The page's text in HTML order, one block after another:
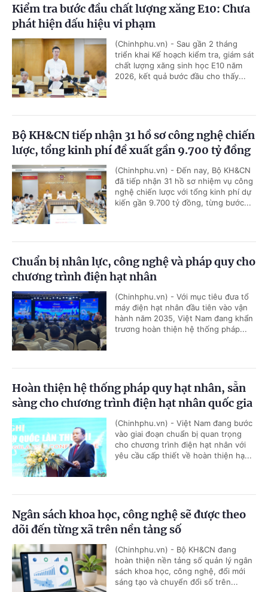
Kiểm tra bước đầu chất lượng xăng E10: Chưa
phát hiện dấu hiệu vi phạm
(Chinhphu.vn) - Sau gần 2 tháng
triển khai Kế hoạch kiểm tra, giám sát
chất lượng xăng sinh học E10 năm
2026, kết quả bước đầu cho thấy...
Bộ KH&CN tiếp nhận 31 hồ sơ công nghệ chiến
lược, tổng kinh phí đề xuất gần 9.700 tỷ đồng
(Chinhphu.vn) - Đến nay, Bộ KH&CN
đã tiếp nhận 31 hồ sơ nhiệm vụ công
nghệ chiến lược với tổng kinh phí dự
kiến gần 9.700 tỷ đồng, từng bước...
Chuẩn bị nhân lực, công nghệ và pháp quy cho
chương trình điện hạt nhân
(Chinhphu.vn) - Với mục tiêu đưa tổ
máy điện hạt nhân đầu tiên vào vận
hành năm 2035, Việt Nam đang khẩn
trương hoàn thiện hệ thống pháp...
Hoàn thiện hệ thống pháp quy hạt nhân, sẵn
sàng cho chương trình điện hạt nhân quốc gia
(Chinhphu.vn) - Việt Nam đang bước
vào giai đoạn chuẩn bị quan trọng
cho chương trình điện hạt nhân với
yêu cầu cấp thiết về hoàn thiện hạ...
Ngân sách khoa học, công nghệ sẽ được theo
dõi đến từng xã trên nền tảng số
(Chinhphu.vn) - Bộ KH&CN đang
hoàn thiện nền tảng số quản lý ngân
sách khoa học, công nghệ, đổi mới
sáng tạo và chuyển đổi số trên...